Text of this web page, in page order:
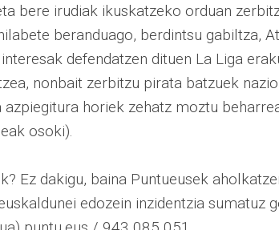
bere irudiak ikuskatzeko orduan
beranduago, berdintsu gabiltza,
defendatzen dituen La Liga
nonbait zerbitzu pirata batzuek
horiek zehatz moztu
osoki).
Ez dakigu, baina Puntueusek
edozein inzidentzia sumatuz